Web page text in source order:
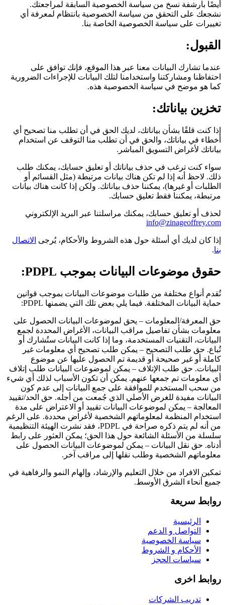
أيضًا بأرشفة نسخ من سياسة الخصوصية السابقة لمراجعتك.
نشجعك على التحقق من سياسة الخصوصية بانتظام لمعرفة أي
تغييرات على سياسة الخصوصية الخاصة بنا.
القبول:
عندما تشارك البيانات معنا عبر هذا الموقع، فإنك توافق على
احتفاظنا ومشاركتنا واستخدامنا لتلك البيانات للإجراءات الضرورية
كما هو موضح في سياسة الخصوصية هذه.
تخزين بياناتك:
إذا كنت قلقًا بشأن بياناتك، لديك الحق في أن تطلب منا تصحيح أي
أخطاء في بياناتك، والحق في أن تطلب منا التوقف عن استخدام
بياناتك لأغراض التسويق المباشر.
سواء كنت ترغب في حذف بياناتك أو تعليق حسابك، يمكنك طلب
ذلك. لاحظ أنه إذا لم تكن هناك بيانات مرتبطة (مثل القسائم أو
الطلبات أو غيرها)، يمكننا حذف بياناتك. ولكن إذا كانت هناك بيانات
مرتبطة، يمكننا فقط تعليق حسابك.
لحذف أو تعليق حسابك، يمكنك مراسلتنا عبر البريد الإلكتروني
info@zinageoffrey.com
إذا كان لديك أي أسئلة حول هذه الشروط والأحكام، يُرجى الاتصال
بنا.
حقوق موضوعات البيانات بموجب PDPL:
تُقدم أنواع مختلفة من طلبات موضوعات البيانات بموجب قوانين
حماية البيانات المختلفة. فيما يلي بعض تلك التي يضمنها PDPL:
حق المعرفة/المعلومات – يحق لموضوعات البيانات الحصول على
معلومات بشأن تفاصيل مراقب البيانات، الأغراض المحددة لجمع
البيانات، التقنيات المستخدمة، وما إذا كانت البيانات ستُشارك أو
تُباع. حق طلب التصحيح – يمكن طلب تصحيح أي معلومات غير
كاملة أو غير صحيحة أو قديمة تم الحصول عليها عن موضوع
البيانات. حق طلب الإتلاف – يمكن لموضوعات البيانات طلب إتلاف
أي معلومات تم جمعها عنهم. يمكن أن تكون الأسباب لذلك أي شيء
من سحب المستخدم للموافقة على جمع البيانات إلى عدم كون
البيانات مفيدة للغرض الأصلي الذي جُمعت من أجله. حق الحد/تقييد
المعالجة – يمكن لموضوعات البيانات تقييد أو الاعتراض على مدة
استخدام المنظمة لمعلوماتهم الشخصية لأغراض محددة. على الرغم
من أنه لم يتم ذكره صراحة في PDPL، فقد نشرت الهيئة التنظيمية
سلسلة من الأسئلة الشائعة حول هذا الحق؛ يمكن العثور على رابط
أدناه. حق نقل البيانات – يمكن لموضوعات البيانات الحصول على
معلوماتهم الشخصية وطلب نقلها إلى مراقب آخر.
تمكين الافراد من خلال التعليم والإرشاد، وإلهام النمو والرفاهية في
جميع أنحاء الشرق الأوسط.
روابط سريعة
الرئيسية
التواصل و الدعم
سياسة الخصوصية
الأحكام و الشروط
سياسات الحجز
روابط اخرى
تدريب الشركات